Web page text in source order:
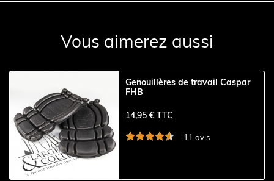
Vous aimerez aussi
Genouillères de travail Caspar
FHB
14,95 € TTC
11 avis